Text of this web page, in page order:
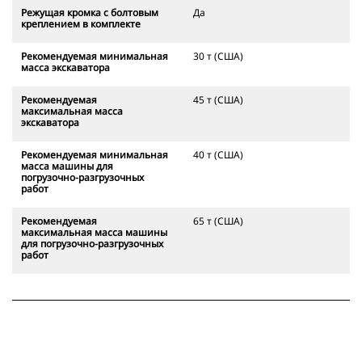
Режущая кромка с болтовым
креплением в комплекте
Да
Рекомендуемая минимальная
масса экскаватора
30 т (США)
Рекомендуемая
максимальная масса
экскаватора
45 т (США)
Рекомендуемая минимальная
масса машины для
погрузочно-разгрузочных
работ
40 т (США)
Рекомендуемая
максимальная масса машины
для погрузочно-разгрузочных
работ
65 т (США)